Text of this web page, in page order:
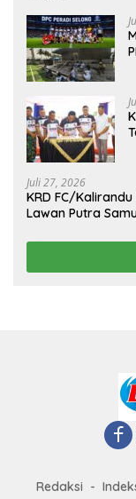
Juli 27, 2026
KRD FC/
Lawan Putra
Redaksi